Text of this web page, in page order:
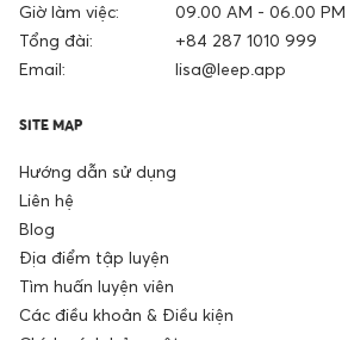
Giờ làm việc:
09.00 AM - 06.00 PM
Tổng đài:
+84 287 1010 999
Email:
lisa@leep.app
SITE MAP
Hướng dẫn sử dụng
Liên hệ
Blog
Địa điểm tập luyện
Tìm huấn luyện viên
Các điều khoản & Điều kiện